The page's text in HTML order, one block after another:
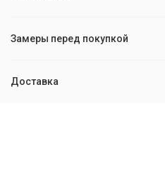
Замеры перед покупкой
Доставка